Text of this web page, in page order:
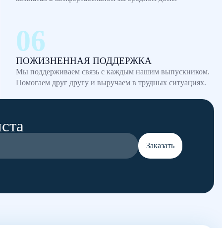
ПОЖИЗНЕННАЯ ПОДДЕРЖКА
Мы поддерживаем связь с каждым нашим выпускником.
Помогаем друг другу и выручаем в трудных ситуациях.
Заказать